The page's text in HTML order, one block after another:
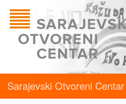
Sarajevski Otvoreni Centar